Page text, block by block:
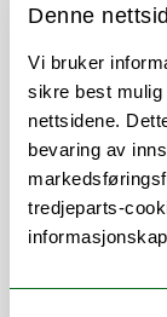
Denne
Vi bruker
sikre best
nettsidene.
bevaring av
tredjeparts-